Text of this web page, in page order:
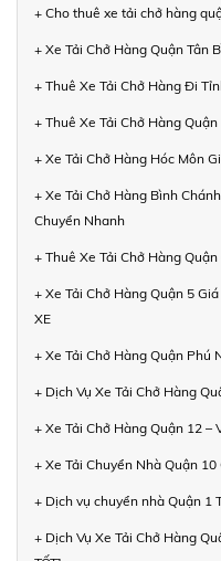
+ Cho thuê xe tải chở hàng
+ Xe Tải Chở Hàng Quận Tân
+ Thuê Xe Tải Chở Hàng Đi
+ Thuê Xe Tải Chở Hàng
+ Xe Tải Chở Hàng Hóc Môn
+ Xe Tải Chở Hàng Bình
Chuyển Nhanh
+ Thuê Xe Tải Chở Hàng
+ Xe Tải Chở Hàng Quận 5
XE
+ Xe Tải Chở Hàng Quận Phú
+ Dịch Vụ Xe Tải Chở Hàng
+ Xe Tải Chở Hàng Quận 12 –
+ Xe Tải Chuyển Nhà Quận
+ Dịch vụ chuyển nhà Quận 1
+ Dịch Vụ Xe Tải Chở Hàng